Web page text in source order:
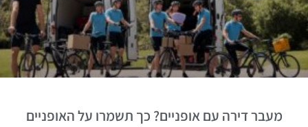
מעבר דירה עם אופניים? כך תשמרו על האופניים